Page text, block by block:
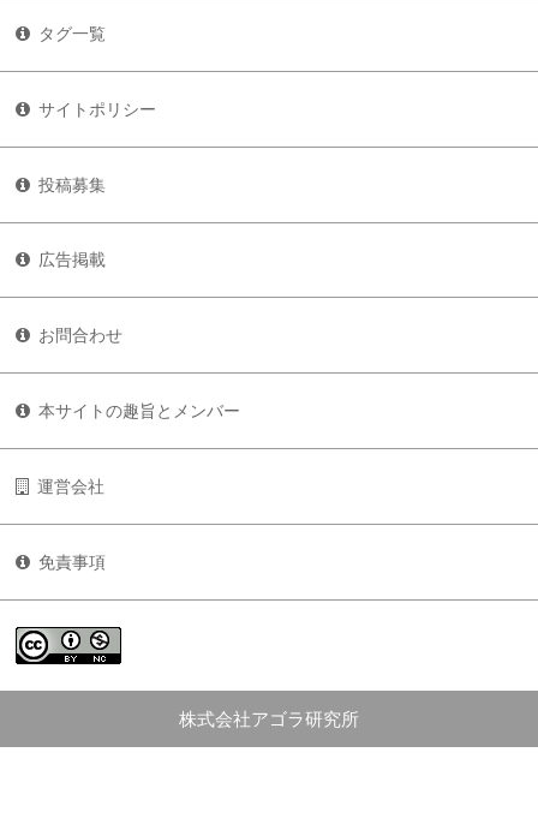
タグ一覧
サイトポリシー
投稿募集
広告掲載
お問合わせ
本サイトの趣旨とメンバー
運営会社
免責事項
株式会社アゴラ研究所